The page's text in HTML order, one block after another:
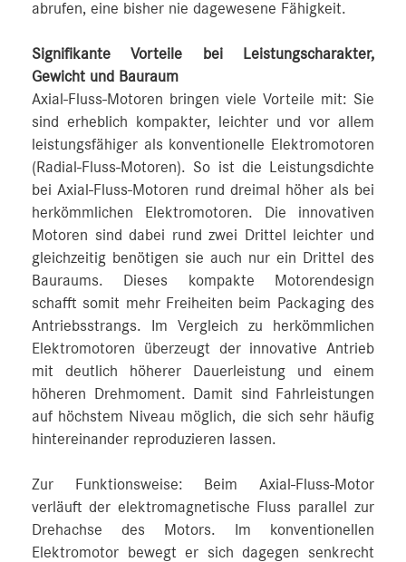
abrufen, eine bisher nie dagewesene Fähigkeit.
Signifikante Vorteile bei Leistungscharakter,
Gewicht und Bauraum
Axial-Fluss-Motoren bringen viele Vorteile mit: Sie
sind erheblich kompakter, leichter und vor allem
leistungsfähiger als konventionelle Elektromotoren
(Radial-Fluss-Motoren). So ist die Leistungsdichte
bei Axial-Fluss-Motoren rund dreimal höher als bei
herkömmlichen Elektromotoren. Die innovativen
Motoren sind dabei rund zwei Drittel leichter und
gleichzeitig benötigen sie auch nur ein Drittel des
Bauraums. Dieses kompakte Motorendesign
schafft somit mehr Freiheiten beim Packaging des
Antriebsstrangs. Im Vergleich zu herkömmlichen
Elektromotoren überzeugt der innovative Antrieb
mit deutlich höherer Dauerleistung und einem
höheren Drehmoment. Damit sind Fahrleistungen
auf höchstem Niveau möglich, die sich sehr häufig
hintereinander reproduzieren lassen.
Zur Funktionsweise: Beim Axial-Fluss-Motor
verläuft der elektromagnetische Fluss parallel zur
Drehachse des Motors. Im konventionellen
Elektromotor bewegt er sich dagegen senkrecht